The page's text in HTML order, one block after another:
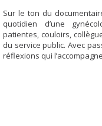
Sur le ton du
quotidien d’une
patientes, couloirs,
du service public. Avec
réflexions qui